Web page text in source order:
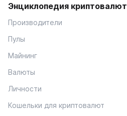
Энциклопедия криптовалют
Производители
Пулы
Майнинг
Валюты
Личности
Кошельки для криптовалют